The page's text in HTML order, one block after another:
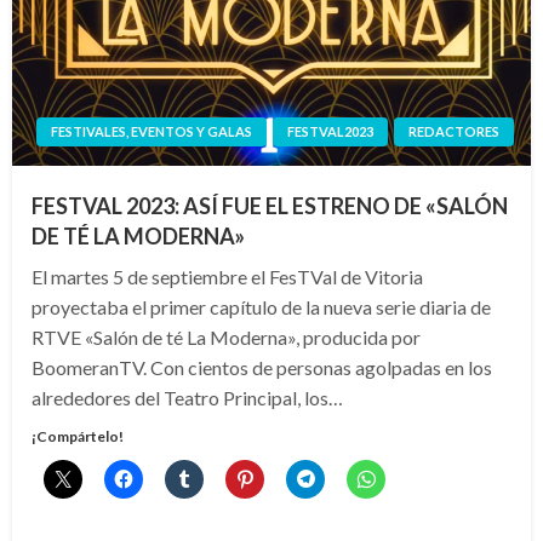
FESTIVALES, EVENTOS Y GALAS FESTVAL2023 REDACTORES
FESTVAL 2023: ASÍ FUE EL ESTRENO DE «SALÓN
DE TÉ LA MODERNA»
El martes 5 de septiembre el FesTVal de Vitoria
proyectaba el primer capítulo de la nueva serie diaria de
RTVE «Salón de té La Moderna», producida por
BoomeranTV. Con cientos de personas agolpadas en los
alrededores del Teatro Principal, los…
¡Compártelo!